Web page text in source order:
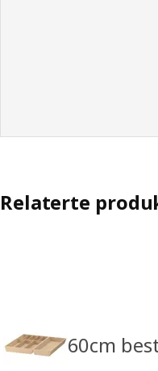
Relaterte
60cm